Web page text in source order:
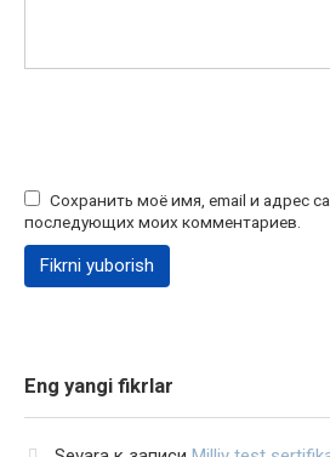
Сохранить моё имя, email и адрес
последующих моих комментариев.
Eng yangi fikrlar